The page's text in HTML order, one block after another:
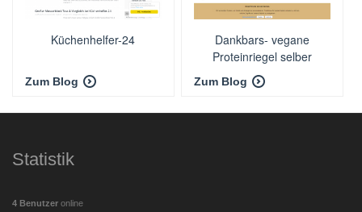
Küchenhelfer-24
Zum Blog
Dankbars- vegane
Proteinriegel selber
machen
Zum Blog
Statistik
4 Benutzer online